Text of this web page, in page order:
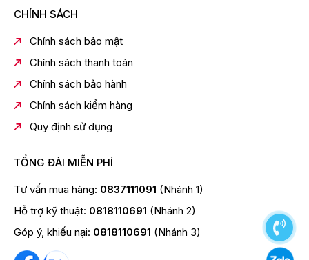
Công suất: 700W
Bảng điều khiển: Điện tử
Tiện ích: Khóa trẻ em, Khoang lò có đèn chiếu sáng
Kích thước & Lắp đặt
29.4cm(Ngang x cao x sâu)
Kích thước:45.4cm x 26.1cm x 32.8cm
(Ngang x cao
x sâu)
CHÍNH SÁCH
Chính sách bảo mật
Chính sách thanh toán
Chính sách bảo hành
Chính sách kiểm hàng
Quy định sử dụng
TỔNG ĐÀI MIỄN PHÍ
Tư vấn mua hàng: 0837111091 (Nhánh 1)
Hỗ trợ kỹ thuật: 0818110691 (Nhánh 2)
Góp ý, khiếu nại: 0818110691 (Nhánh 3)